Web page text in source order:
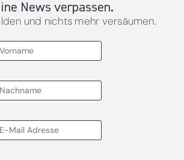
News verpassen.
und nichts mehr versäumen.